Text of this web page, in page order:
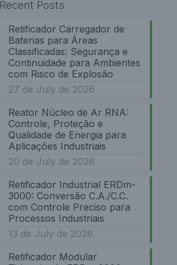
Recent Posts
Retificador Carregador de
Baterias para Áreas
Classificadas: Segurança e
Continuidade para Ambientes
com Risco de Explosão
27 de July de 2026
Reator Núcleo de Ar RNA:
Controle, Proteção e
Qualidade de Energia para
Aplicações Industriais
20 de July de 2026
Retificador Industrial ERDm-
3000: Conversão C.A./C.C.
com Controle Preciso para
Processos Industriais
13 de July de 2026
Retificador Modular